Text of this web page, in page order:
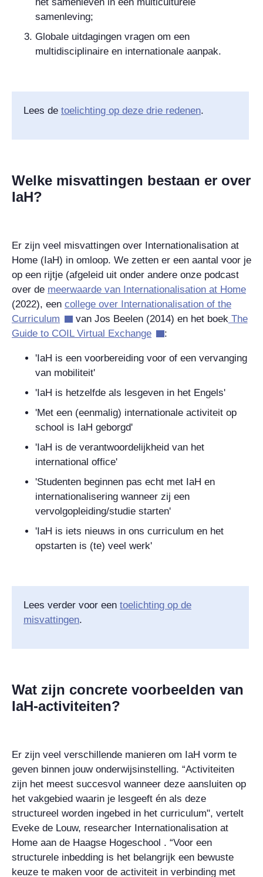
samenleving;
Globale uitdagingen vragen om een
multidisciplinaire en internationale aanpak.
Lees de toelichting op deze drie redenen.
Welke misvattingen bestaan er over
IaH?
Er zijn veel misvattingen over Internationalisation at
Home (IaH) in omloop. We zetten er een aantal voor je
op een rijtje (afgeleid uit onder andere onze podcast
over de meerwaarde van Internationalisation at Home
(2022), een college over Internationalisation of the
Curriculum
van Jos Beelen (2014) en het boekThe
Guide to COIL Virtual Exchange
:
'IaH is een voorbereiding voor of een vervanging
van mobiliteit'
'IaH is hetzelfde als lesgeven in het Engels'
'Met een (eenmalig) internationale activiteit op
school is IaH geborgd'
'IaH is de verantwoordelijkheid van het
international office'
'Studenten beginnen pas echt met IaH en
internationalisering wanneer zij een
vervolgopleiding/studie starten'
'IaH is iets nieuws in ons curriculum en het
opstarten is (te) veel werk'
Lees verder voor een toelichting op de
misvattingen.
Wat zijn concrete voorbeelden van
IaH-activiteiten?
Er zijn veel verschillende manieren om IaH vorm te
geven binnen jouw onderwijsinstelling. “Activiteiten
zijn het meest succesvol wanneer deze aansluiten op
het vakgebied waarin je lesgeeft én als deze
structureel worden ingebed in het curriculum", vertelt
Eveke de Louw, researcher Internationalisation at
Home aan de Haagse Hogeschool . “Voor een
structurele inbedding is het belangrijk een bewuste
keuze te maken voor de activiteit in verbinding met